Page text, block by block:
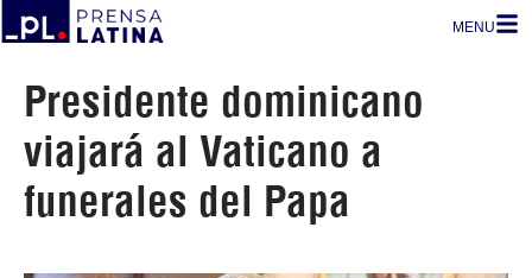
MENU
Presidente dominicano
viajará al Vaticano a
funerales del Papa